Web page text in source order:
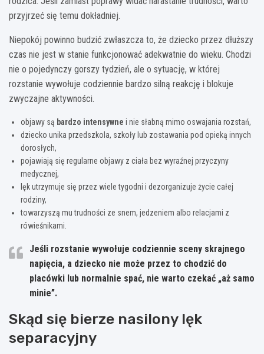
przyjrzeć się temu dokładniej.
Niepokój powinno budzić zwłaszcza to, że dziecko przez dłuższy
czas nie jest w stanie funkcjonować adekwatnie do wieku. Chodzi
nie o pojedynczy gorszy tydzień, ale o sytuację, w której
rozstanie wywołuje codziennie bardzo silną reakcję i blokuje
zwyczajne aktywności.
objawy są bardzo intensywne i nie słabną mimo oswajania rozstań,
dziecko unika przedszkola, szkoły lub zostawania pod opieką innych
dorosłych,
pojawiają się regularne objawy z ciała bez wyraźnej przyczyny
medycznej,
lęk utrzymuje się przez wiele tygodni i dezorganizuje życie całej
rodziny,
towarzyszą mu trudności ze snem, jedzeniem albo relacjami z
rówieśnikami.
Jeśli rozstanie wywołuje codziennie sceny skrajnego
napięcia, a dziecko nie może przez to chodzić do
placówki lub normalnie spać, nie warto czekać „aż samo
minie”.
Skąd się bierze nasilony lęk
separacyjny